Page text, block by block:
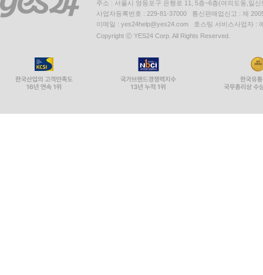
주소 : 서울시 영등포구 은행로 11, 5층~6층(여의도동,일신
사업자등록번호 : 229-81-37000 통신판매업신고 : 제
이메일 : yes24help@yes24.com 호스팅 서비스사업자 :
Copyright ⓒ YES24 Corp. All Rights Reserved.